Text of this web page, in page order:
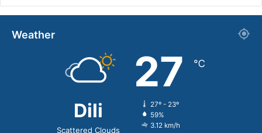
Weather
Dili
Scattered Clouds
27 ℃
27º - 23º
59%
3.12 km/h